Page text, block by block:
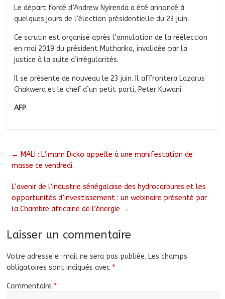
Le départ forcé d’Andrew Nyirenda a été annoncé à
quelques jours de l‘élection présidentielle du 23 juin.
Ce scrutin est organisé après l’annulation de la réélection
en mai 2019 du président Mutharika, invalidée par la
justice à la suite d’irrégularités.
Il se présente de nouveau le 23 juin. Il affrontera Lazarus
Chakwera et le chef d’un petit parti, Peter Kuwani.
AFP
← MALI : L’imam Dicko appelle à une manifestation de
masse ce vendredi
L’avenir de l’industrie sénégalaise des hydrocarbures et les
opportunités d’investissement : un webinaire présenté par
la Chambre africaine de l’énergie →
Laisser un commentaire
Votre adresse e-mail ne sera pas publiée. Les champs
obligatoires sont indiqués avec *
Commentaire *